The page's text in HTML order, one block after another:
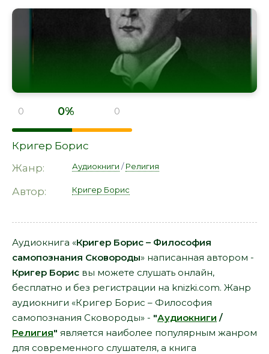
0 0% 0
Кригер Борис
Жанр:
Аудиокниги /Религия
Автор: Кригер Борис
Аудиокнига «Кригер Борис – Философия
самопознания Сковороды» написанная автором -
Кригер Борис вы можете слушать онлайн,
бесплатно и без регистрации на knizki.com. Жанр
аудиокниги «Кригер Борис – Философия
самопознания Сковороды» - "Аудиокниги /
Религия" является наиболее популярным жанром
для современного слушателя, а книга